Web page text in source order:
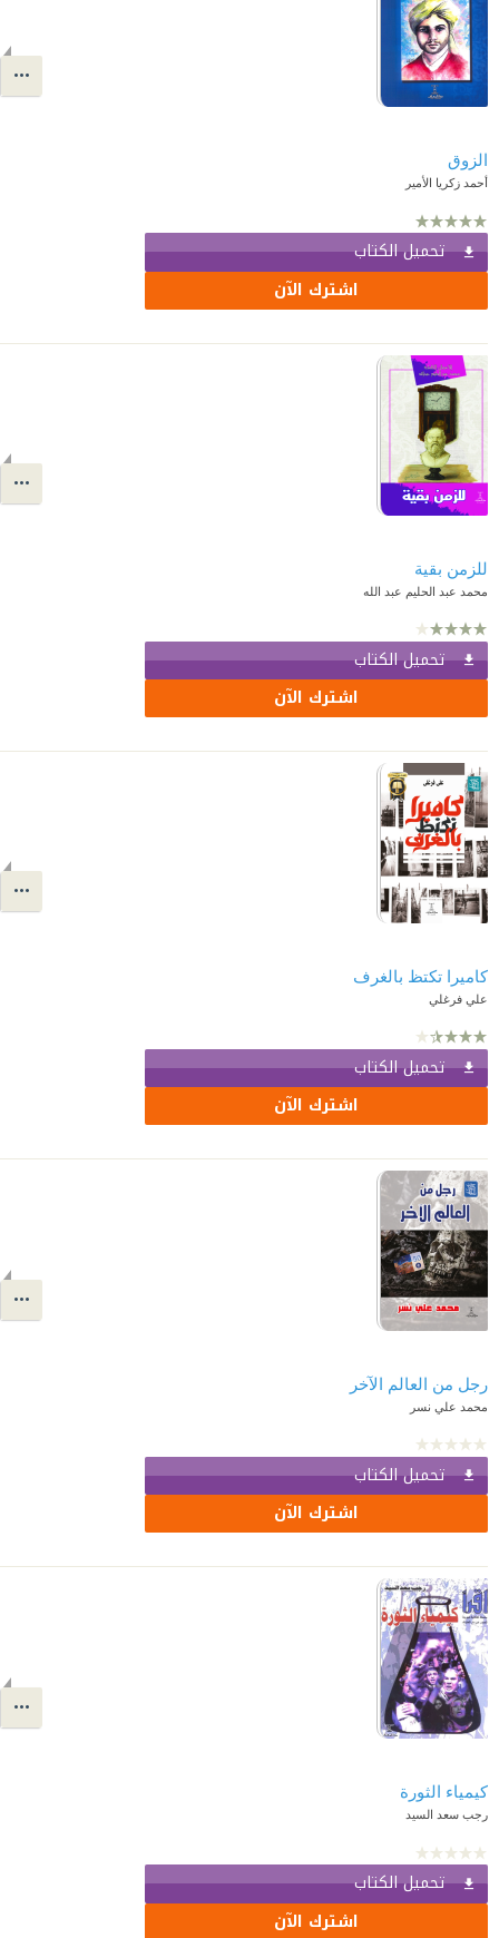
الزوق
أحمد زكريا الأمير
تحميل الكتاب
اشترك الآن
للزمن بقية
محمد عبد الحليم عبد الله
تحميل الكتاب
اشترك الآن
كاميرا تكتظ بالغرف
علي فرغلي
تحميل الكتاب
اشترك الآن
رجل من العالم الآخر
محمد علي نسر
تحميل الكتاب
اشترك الآن
كيمياء الثورة
رجب سعد السيد
تحميل الكتاب
اشترك الآن